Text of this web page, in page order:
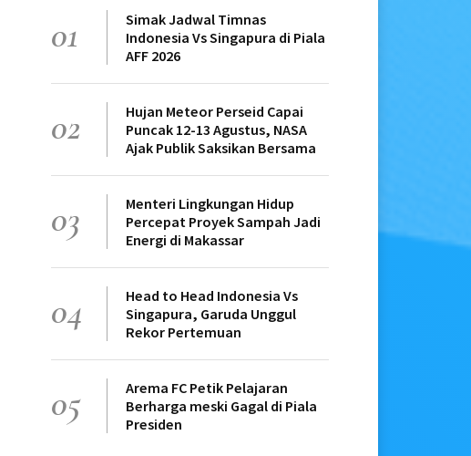
01
Simak Jadwal Timnas
Indonesia Vs Singapura di Piala
AFF 2026
02
Hujan Meteor Perseid Capai
Puncak 12-13 Agustus, NASA
Ajak Publik Saksikan Bersama
03
Menteri Lingkungan Hidup
Percepat Proyek Sampah Jadi
Energi di Makassar
04
Head to Head Indonesia Vs
Singapura, Garuda Unggul
Rekor Pertemuan
05
Arema FC Petik Pelajaran
Berharga meski Gagal di Piala
Presiden